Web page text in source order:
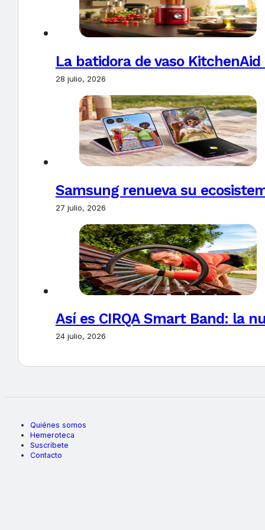
La batidora de vaso
28 julio, 2026
Samsung renueva su
27 julio, 2026
Así es CIRQA Smart Band: la
24 julio, 2026
Quiénes somos
Hemeroteca
Suscríbete
Contacto